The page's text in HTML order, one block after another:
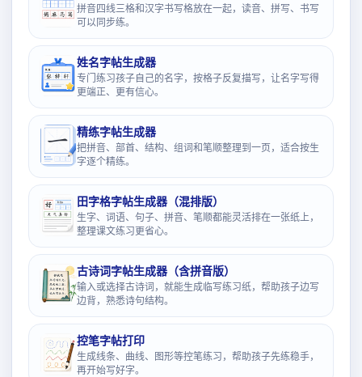
拼音四线三格和汉字书写格放在一起，读音、拼写、书写
可以同步练。
姓名字帖生成器
专门练习孩子自己的名字，按格子反复描写，让名字写得
更端正、更有信心。
精练字帖生成器
把拼音、部首、结构、组词和笔顺整理到一页，适合按生
字逐个精练。
田字格字帖生成器（混排版）
生字、词语、句子、拼音、笔顺都能灵活排在一张纸上，
整理课文练习更省心。
古诗词字帖生成器（含拼音版）
输入或选择古诗词，就能生成临写练习纸，帮助孩子边写
边背，熟悉诗句结构。
控笔字帖打印
生成线条、曲线、图形等控笔练习，帮助孩子先练稳手，
再开始写好字。